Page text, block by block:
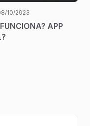
10/2023
APP